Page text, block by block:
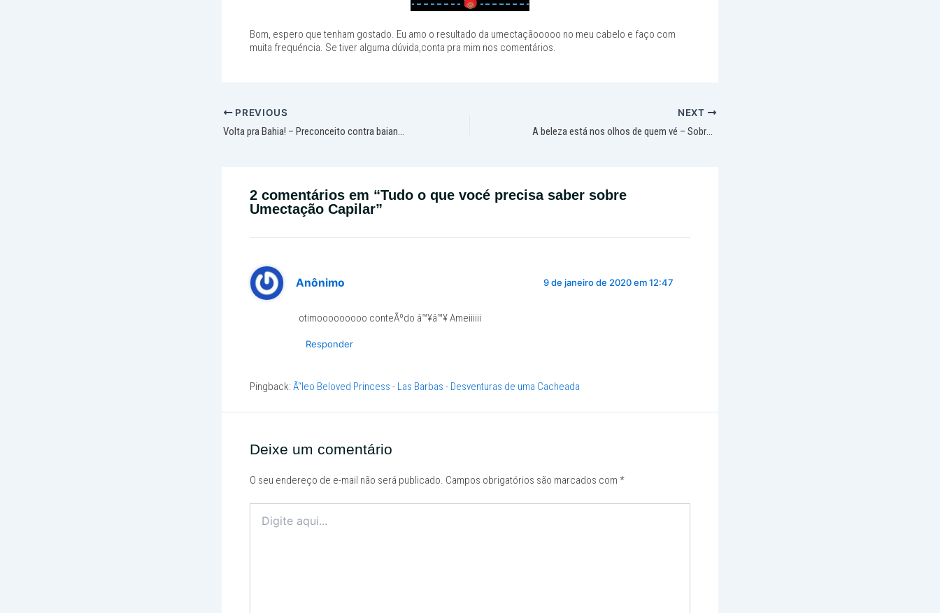
Bom, espero que tenham gostado. Eu amo o resultado da umectaçãooooo no meu cabelo e faço com
muita frequéncia. Se tiver alguma dúvida,conta pra mim nos comentários.
PREVIOUS
Volta pra Bahia! – Preconceito contra baianos no Sul
NEXT
A beleza está nos olhos de quem vé – Sobre padrões de beleza
2 comentários em “Tudo o que vocé precisa saber sobre
Umectação Capilar”
Anônimo 9 de janeiro de 2020 em 12:47
otimooooooooo conteÃºdo â™¥â™¥ Ameiiiiii
Responder
Pingback: Ã“leo Beloved Princess - Las Barbas - Desventuras de uma Cacheada
Deixe um comentário
O seu endereço de e-mail não será publicado. Campos obrigatórios são marcados com *
aqui...